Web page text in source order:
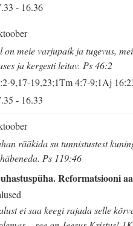
- 16.36
on meie varjupaik ja tugevus,
ja kergesti leitav. Ps 46:2
9,17-19,23;1Tm 4:7-9;1Aj
- 16.33
rääkida su tunnistustest
Ps 119:46
Reformatsiooni
ei saa keegi rajada selle